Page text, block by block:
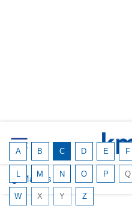
Marcas
A B C D E F
L M N O P Q
W X Y Z